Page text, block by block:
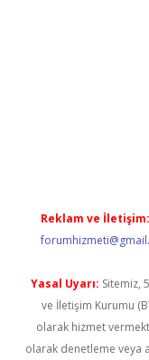
Reklam ve İletişim:
Yasal Uyarı: Sitemiz,
ve İletişim Kurumu
olarak hizmet
olarak denetleme veya